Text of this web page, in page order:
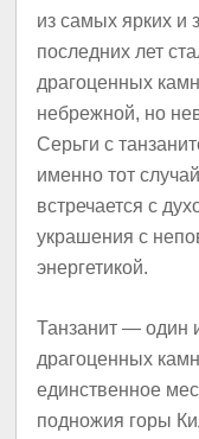
из самых ярких и
последних лет
драгоценных
небрежной, но
Серьги с
именно тот
встречается с
украшения с
энергетикой.
Танзанит — один
драгоценных
единственное
подножия горы